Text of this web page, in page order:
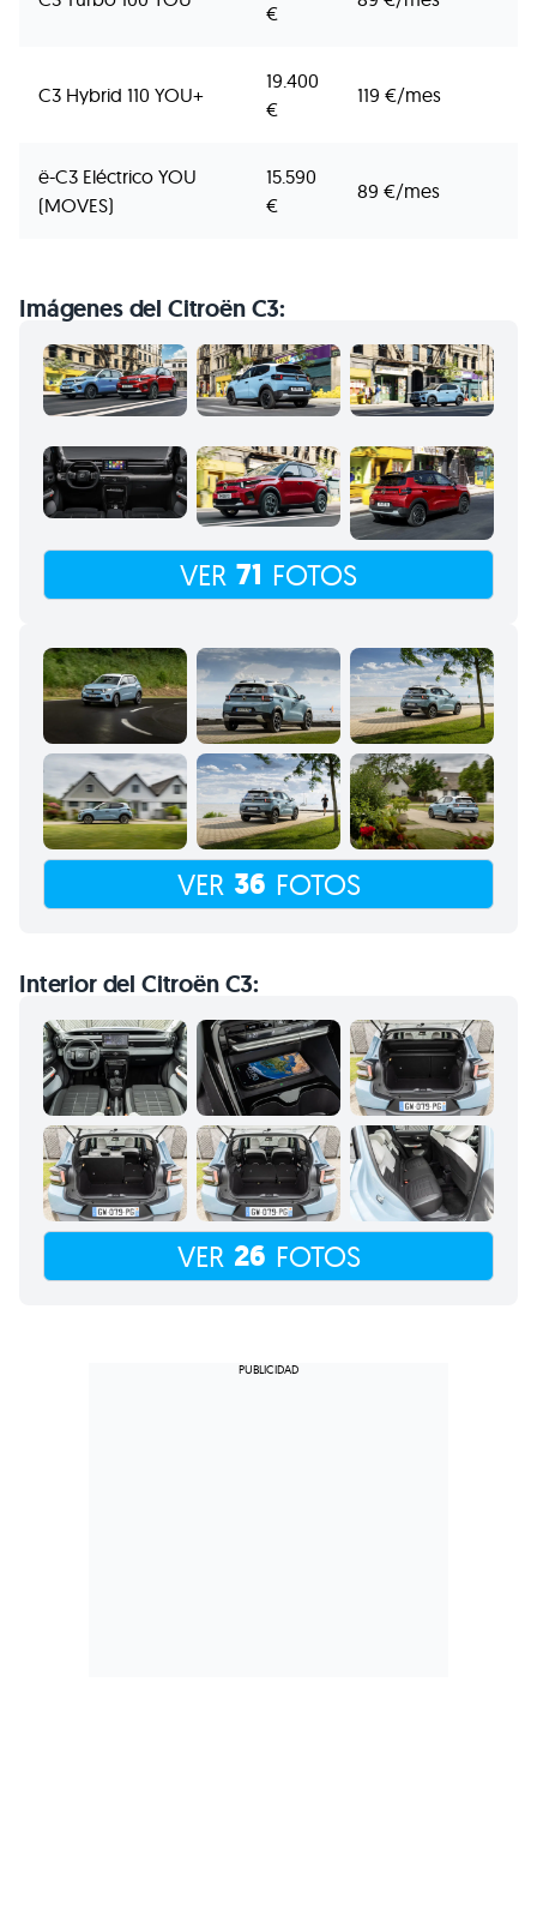
€
C3 Hybrid 110 YOU+
19.400
€
119 €/mes
ë-C3 Eléctrico YOU
(MOVES)
15.590
€
89 €/mes
Imágenes del Citroën C3:
VER 71 FOTOS
VER 36 FOTOS
Interior del Citroën C3:
VER 26 FOTOS